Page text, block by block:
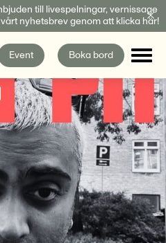
till livespelningar, vernissage
nyhetsbrev genom att klicka här!
Event Boka bord